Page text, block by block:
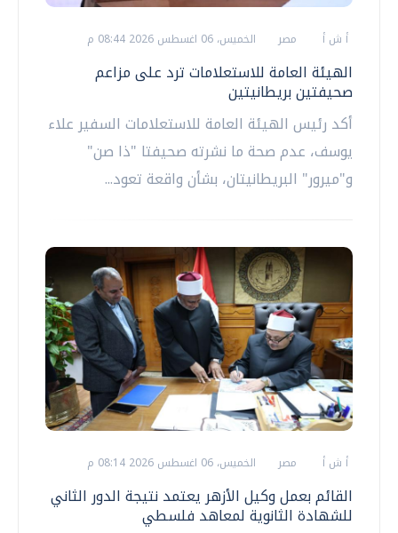
أ ش أ مصر الخميس، 06 اغسطس 2026 08:44 م
الهيئة العامة للاستعلامات ترد على مزاعم
صحيفتين بريطانيتين
أكد رئيس الهيئة العامة للاستعلامات السفير علاء
يوسف، عدم صحة ما نشرته صحيفتا "ذا صن"
و"ميرور" البريطانيتان، بشأن واقعة تعود...
أ ش أ مصر الخميس، 06 اغسطس 2026 08:14 م
القائم بعمل وكيل الأزهر يعتمد نتيجة الدور الثاني
للشهادة الثانوية لمعاهد فلسطي